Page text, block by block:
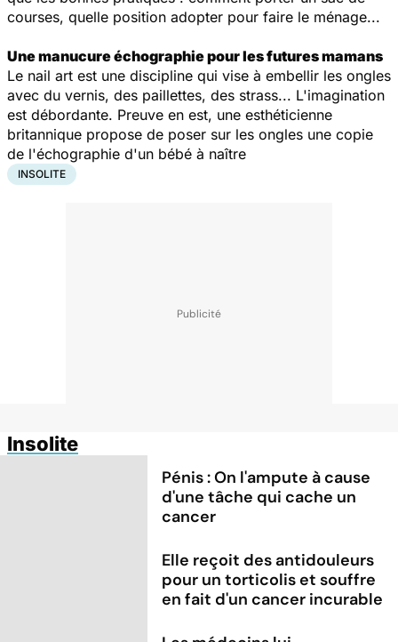
courses, quelle position adopter pour faire le ménage...
Une manucure échographie pour les futures mamans
Le nail art est une discipline qui vise à embellir les ongles
avec du vernis, des paillettes, des strass... L'imagination
est débordante. Preuve en est, une esthéticienne
britannique propose de poser sur les ongles une copie
de l'échographie d'un bébé à naître
INSOLITE
Insolite
Pénis : On l'ampute à cause
d'une tâche qui cache un
cancer
Elle reçoit des antidouleurs
pour un torticolis et souffre
en fait d'un cancer incurable